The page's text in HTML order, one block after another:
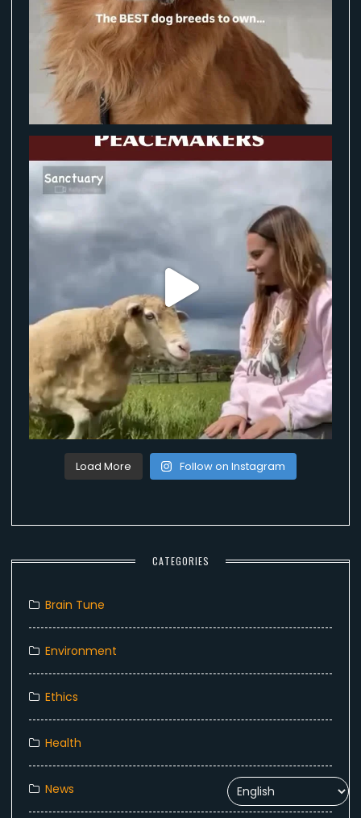
Load More Follow on Instagram
CATEGORIES
Brain Tune
Environment
Ethics
Health
News